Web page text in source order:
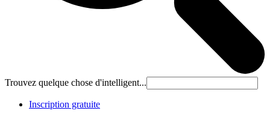
Trouvez quelque chose d'intelligent...
Inscription gratuite